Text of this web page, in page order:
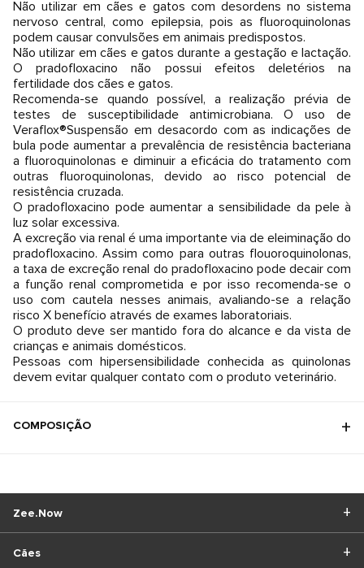
Não utilizar em cães e gatos com desordens no sistema
nervoso central, como epilepsia, pois as fluoroquinolonas
podem causar convulsões em animais predispostos.
Não utilizar em cães e gatos durante a gestação e lactação.
O pradofloxacino não possui efeitos deletérios na
fertilidade dos cães e gatos.
Recomenda-se quando possível, a realização prévia de
testes de susceptibilidade antimicrobiana. O uso de
Veraflox®Suspensão em desacordo com as indicações de
bula pode aumentar a prevalência de resistência bacteriana
a fluoroquinolonas e diminuir a eficácia do tratamento com
outras fluoroquinolonas, devido ao risco potencial de
resistência cruzada.
O pradofloxacino pode aumentar a sensibilidade da pele à
luz solar excessiva.
A excreção via renal é uma importante via de eleiminação do
pradofloxacino. Assim como para outras flouoroquinolonas,
a taxa de excreção renal do pradofloxacino pode decair com
a função renal comprometida e por isso recomenda-se o
uso com cautela nesses animais, avaliando-se a relação
risco X benefício através de exames laboratoriais.
O produto deve ser mantido fora do alcance e da vista de
crianças e animais domésticos.
Pessoas com hipersensibilidade conhecida as quinolonas
devem evitar qualquer contato com o produto veterinário.
COMPOSIÇÃO
Cães
Zee.Now